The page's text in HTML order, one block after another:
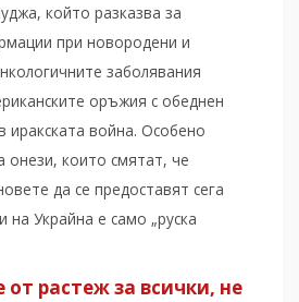
който разказва за
при новородени и
заболявания
оръжия с обеднен
иракската война. Особено
онези, които смятат, че
да се предоставят сега
на Украйна е само „руска
растеж за всички, не